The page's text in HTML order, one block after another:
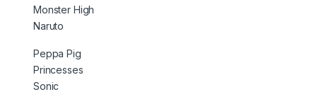
Monster High
Naruto
Peppa Pig
Princesses
Sonic